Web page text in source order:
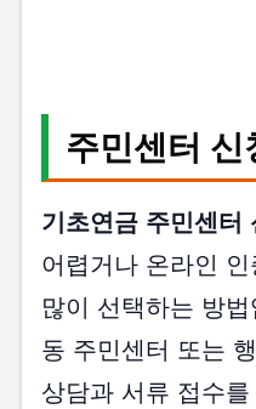
주민센터 신
기초연금 주민센터
어렵거나 온라인
많이 선택하는 방법
동 주민센터 또는
상담과 서류 접수